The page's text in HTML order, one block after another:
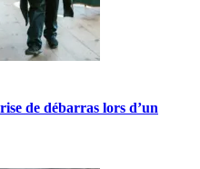
de débarras lors d’un